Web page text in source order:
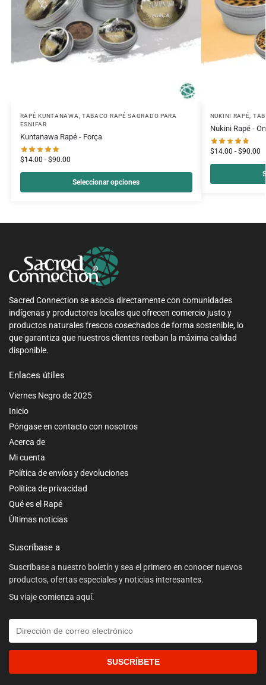
RAPÉ KUNTANAWA, TABACO RAPÉ SAGRADO PARA
ESNIFAR
Kuntanawa Rapé - Força
$14.00 - $90.00
Seleccionar opciones
NUKINI RAPÉ,
Nukini Rapé -
$14.00 - $90.00
Sacred Connection se asocia directamente con comunidades
indígenas y productores locales que ofrecen comercio justo y
productos naturales frescos cosechados de forma sostenible, lo
que garantiza que nuestros clientes reciban la máxima calidad
disponible.
Enlaces útiles
Viernes Negro de 2025
Inicio
Póngase en contacto con nosotros
Acerca de
Mi cuenta
Política de envíos y devoluciones
Política de privacidad
Qué es el Rapé
Últimas noticias
Suscríbase a
Suscríbase a nuestro boletín y sea el primero en conocer nuevos
productos, ofertas especiales y noticias interesantes.
Su viaje comienza aquí.
SUSCRÍBETE